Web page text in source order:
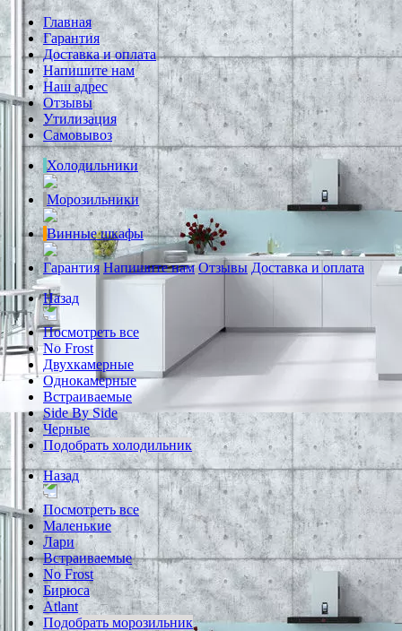
Главная
Гарантия
Доставка и оплата
Напишите нам
Наш адрес
Отзывы
Утилизация
Самовывоз
Холодильники
Морозильники
Винные шкафы
Гарантия Напишите нам Отзывы Доставка и оплата
Назад
Посмотреть все
No Frost
Двухкамерные
Однокамерные
Встраиваемые
Side By Side
Черные
Подобрать холодильник
Назад
Посмотреть все
Маленькие
Лари
Встраиваемые
No Frost
Бирюса
Atlant
Подобрать морозильник